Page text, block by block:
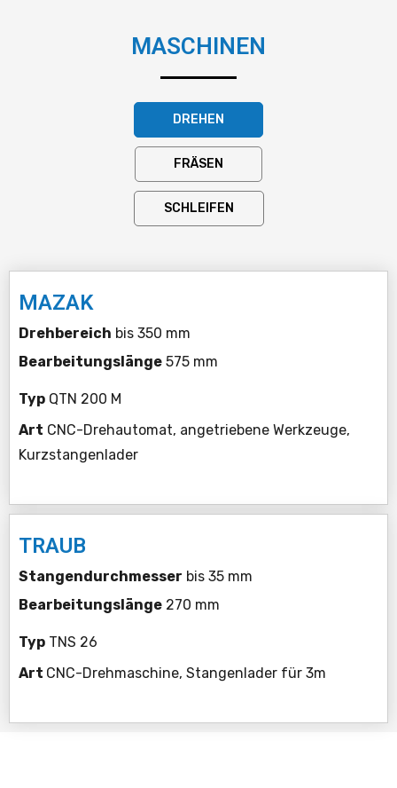
MASCHINEN
DREHEN
FRÄSEN
SCHLEIFEN
MAZAK
Drehbereich bis 350 mm
Bearbeitungslänge 575 mm
Typ QTN 200 M
Art CNC-Drehautomat, angetriebene Werkzeuge,
Kurzstangenlader
TRAUB
Stangendurchmesser bis 35 mm
Bearbeitungslänge 270 mm
Typ TNS 26
Art CNC-Drehmaschine, Stangenlader für 3m